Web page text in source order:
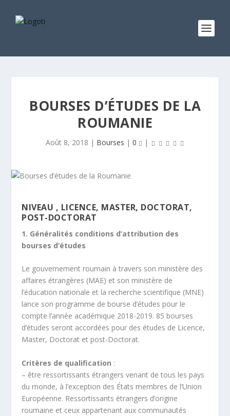
BOURSES D’ÉTUDES DE LA
ROUMANIE
Août 8, 2018 | Bourses | 0 |
NIVEAU , LICENCE, MASTER, DOCTORAT,
POST-DOCTORAT
1. Généralités conditions d’attribution des
bourses d’études
Le gouvernement roumain à travers son ministère des
affaires étrangères (MAE) et son ministère de
l’éducation nationale et la recherche scientifique (MNE)
lance son programme de bourse d’études pour le
compte l’année académique 2018-2019. 85 bourses
d’études seront accordées pour des études de Licence,
Master, Doctorat et post-Doctorat.
Critères de qualification :
– être ressortissants étrangers venant de tous les pays
du monde, à l’exception des États membres de l’Union
Européenne. Ressortissants étrangers d’origine
roumaine et ceux appartenant aux communautés